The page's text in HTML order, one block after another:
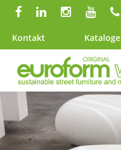
Kontakt Kataloge